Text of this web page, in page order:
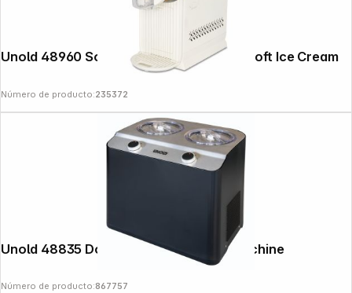
Unold 48960 Sofia Creme 2in1 Slush- & Soft Ice Cream
Número de producto:235372
Unold 48835 Doppio nero Ice Cream Machine
Número de producto:867757
Copyright © 2000 - 2026 DIFOX. All rights reserved.